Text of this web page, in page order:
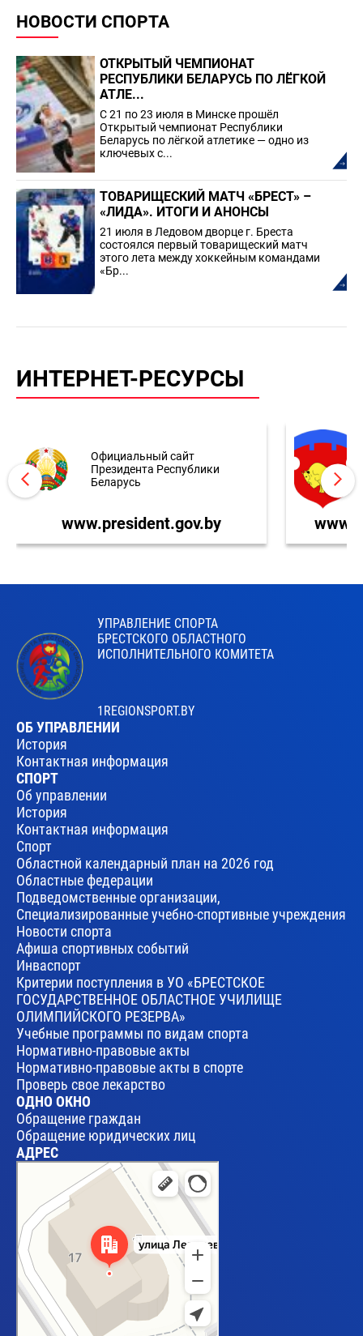
НОВОСТИ СПОРТА
ОТКРЫТЫЙ ЧЕМПИОНАТ
РЕСПУБЛИКИ БЕЛАРУСЬ ПО ЛЁГКОЙ
АТЛЕ...
С 21 по 23 июля в Минске прошёл
Открытый чемпионат Республики
Беларусь по лёгкой атлетике — одно из
ключевых с...
ТОВАРИЩЕСКИЙ МАТЧ «БРЕСТ» –
«ЛИДА». ИТОГИ И АНОНСЫ
21 июля в Ледовом дворце г. Бреста
состоялся первый товарищеский матч
этого лета между хоккейным командами
«Бр...
ИНТЕРНЕТ-РЕСУРСЫ
Официальный сайт
Президента Республики
Беларусь
www.president.gov.by
УПРАВЛЕНИЕ СПОРТА
БРЕСТСКОГО ОБЛАСТНОГО
ИСПОЛНИТЕЛЬНОГО КОМИТЕТА
1REGIONSPORT.BY
ОБ УПРАВЛЕНИИ
История
Контактная информация
СПОРТ
Об управлении
История
Контактная информация
Спорт
Областной календарный план на 2026 год
Областные федерации
Подведомственные организации,
Специализированные учебно-спортивные учреждения
Новости спорта
Афиша спортивных событий
Инваспорт
Критерии поступления в УО «БРЕСТСКОЕ
ГОСУДАРСТВЕННОЕ ОБЛАСТНОЕ УЧИЛИЩЕ
ОЛИМПИЙСКОГО РЕЗЕРВА»
Учебные программы по видам спорта
Нормативно-правовые акты
Нормативно-правовые акты в спорте
Проверь свое лекарство
ОДНО ОКНО
Обращение граждан
Обращение юридических лиц
АДРЕС
Брест
Улица Леваневского, 17 — Яндекс Карты